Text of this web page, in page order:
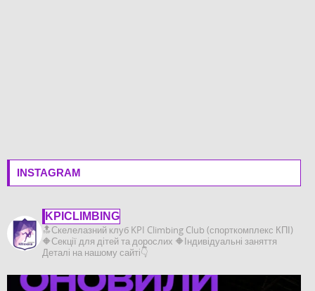
INSTAGRAM
KPICLIMBING
🔝Скелелазний клуб KPI Climbing Club (спорткомплекс КПІ)
🔶️Секції для дітей та дорослих 🔶️Індивідуальні заняття
Деталі на нашому сайті👇